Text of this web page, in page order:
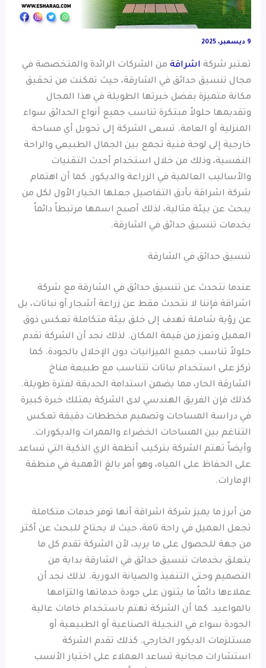
9 ديسمبر، 2025
تعتبر شركة اشراقة من الشركات الرائدة والمتخصصة في
مجال تنسيق حدائق في الشارقة، حيث تمكنت من تحقيق
مكانة متميزة بفضل خبرتها الطويلة في هذا المجال
وتقديمها حلولاً مبتكرة تناسب جميع أنواع الحدائق سواء
المنزلية أو العامة. تسعى الشركة إلى تحويل أي مساحة
خارجية إلى لوحة فنية تجمع بين الجمال الطبيعي والراحة
النفسية، وذلك من خلال استخدام أحدث التقنيات
والأساليب العالمية في الزراعة والديكور. كما أن اهتمام
شركة اشراقة بأدق التفاصيل جعلها الخيار الأول لكل من
يبحث عن بيئة مثالية، لذلك أصبح اسمها مرتبطاً دائماً
بخدمات تنسيق حدائق في الشارقة.
تنسيق حدائق في الشارقة
عندما نتحدث عن تنسيق حدائق في الشارقة مع شركة
اشراقة فإننا لا نتحدث فقط عن زراعة أشجار أو نباتات، بل
عن رؤية شاملة تهدف إلى خلق بيئة متكاملة تعكس ذوق
العميل وتعزز من قيمة المكان. لذلك نجد أن الشركة تقدم
حلولاً تناسب جميع الميزانيات دون الإخلال بالجودة. كما
تركز على استخدام نباتات تتناسب مع طبيعة مناخ
الشارقة الحار، مما يضمن استدامة الحديقة لفترة طويلة.
كذلك فإن الفريق الهندسي لدى الشركة يمتلك خبرة كبيرة
في دراسة المساحات وتصميم مخططات دقيقة تعكس
التناغم بين المساحات الخضراء والممرات والديكورات.
وأيضاً تهتم الشركة بتركيب أنظمة الري الذكية التي تساعد
على الحفاظ على المياه، وهو أمر بالغ الأهمية في منطقة
الإمارات.
من أبرز ما يميز شركة اشراقة أنها توفر خدمات متكاملة
تجعل العميل في راحة تامة، حيث لا يحتاج للبحث عن أكثر
من جهة للحصول على ما يريد، لأن الشركة تقدم كل ما
يتعلق بخدمات تنسيق حدائق في الشارقة بداية من
التصميم وحتى التنفيذ والصيانة الدورية. لذلك نجد أن
عملاءها دائماً ما يثنون على جودة خدماتها والتزامها
بالمواعيد. كما أن الشركة تهتم باستخدام خامات عالية
الجودة سواء في النجيلة الصناعية أو الطبيعية أو
مستلزمات الديكور الخارجي. كذلك تقدم الشركة
استشارات مجانية تساعد العملاء على اختيار الأنسب